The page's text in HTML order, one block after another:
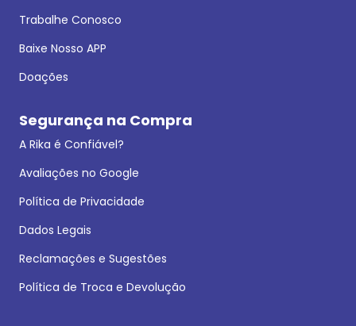
Trabalhe Conosco
Baixe Nosso APP
Doações
Segurança na Compra
A Rika é Confiável?
Avaliações no Google
Política de Privacidade
Dados Legais
Reclamações e Sugestões
Política de Troca e Devolução